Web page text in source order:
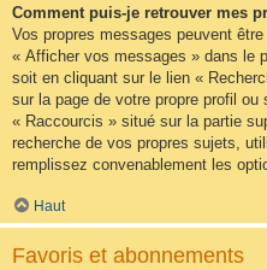
Comment puis-je retrouver mes
Vos propres messages peuvent
« Afficher vos messages » dans le
soit en cliquant sur le lien «
sur la page de votre propre profil
« Raccourcis » situé sur la partie
recherche de vos propres sujets,
remplissez convenablement les
Haut
Favoris et abonnements